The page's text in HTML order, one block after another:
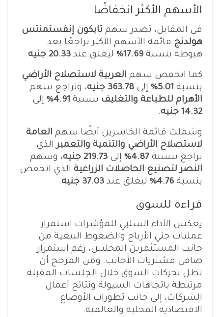
الأسهم الأكثر انخفاضًا
في المقابل، تصدر سهم تايكون إنفستمنتس
هولدنج قائمة الأسهم الأكثر تراجعًا بعد
هبوطه بنسبة 17.69% ليغلق عند 20.33 جنيه .
كما انخفض سهم العربية لاستصلاح الأراضي
بنسبة 5.01% إلى 363.78 جنيه
، وتراجع سهم
الأهرام للطباعة والتغليف بنسبة 4.91%
إلى
14.32 جنيه
.
وشملت قائمة الخاسرين أيضًا سهم العامة
لاستصلاح الأراضي والتنمية والتعميرالذي
تراجع بنسبة 4.87% إلى 219.73 جنيه
، وسهم
النصر لتصنيع الحاصلات الزراعية الذي انخفض
بنسبة 4.76% ليغلق عند 37.03 جنيه .
قراءة للسوق
يعكس الأداء السلبي للمؤشرات استمرار
عمليات جني الأرباح والضغوط البيعية من
جانب المستثمرين المحليين، رغم استمرار
صافي مشتريات الأجانب. ومن المرجح أن
تظل تحركات السوق خلال الجلسات المقبلة
مرتبطة باتجاهات السيولة ونتائج أعمال
الشركات، إلى جانب تطورات الأوضاع
الاقتصادية المحلية والعالمية.